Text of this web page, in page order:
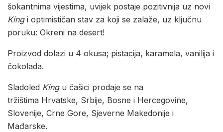
šokantnima vijestima, uvijek postaje pozitivnija uz novi
Kingi optimističan stav za koji se zalaže, uz ključnu
poruku: Okreni na desert!
Proizvod dolazi u 4 okusa; pistacija, karamela, vanilija i
čokolada.
Sladoled Kingu čašici prodaje se na
tržištima Hrvatske, Srbije, Bosne i Hercegovine,
Slovenije, Crne Gore, Sjeverne Makedonije i
Mađarske.